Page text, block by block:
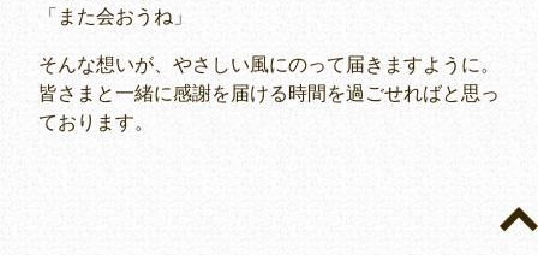
「また会おうね」
そんな想いが、やさしい風にのって届きますように。
皆さまと一緒に感謝を届ける時間を過ごせればと思っ
ております。